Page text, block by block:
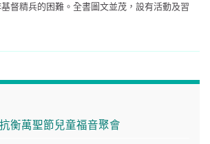
督精兵的困難。全書圖文並茂，設有活動及習
衡萬聖節兒童福音聚會